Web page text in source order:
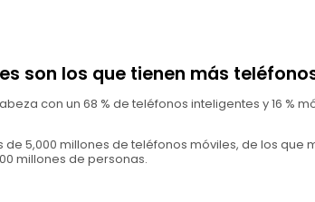
son los que tienen más
con un 68 % de teléfonos inteligentes y 16 %
5,000 millones de teléfonos móviles, de los que
millones de personas.